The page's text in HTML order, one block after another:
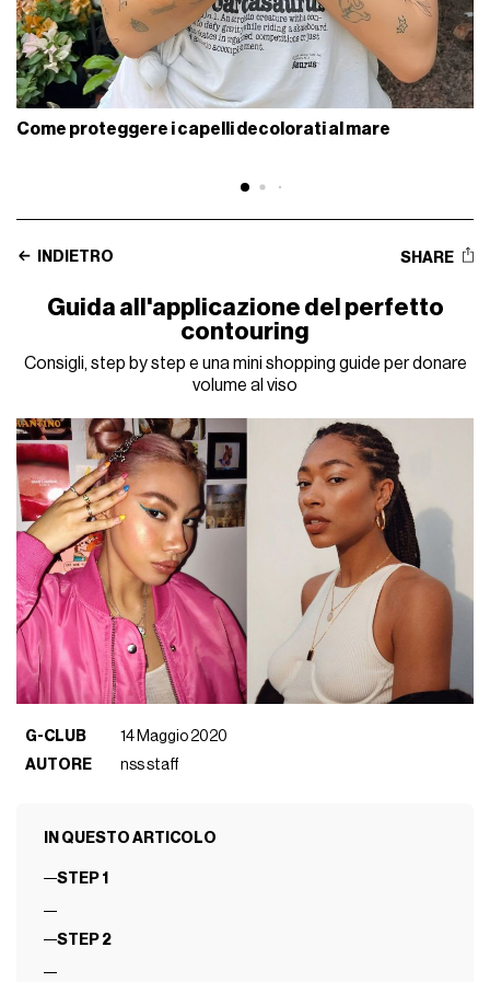
Come proteggere i capelli decolorati al mare
INDIETRO SHARE
Guida all'applicazione del perfetto
contouring
Consigli, step by step e una mini shopping guide per donare
volume al viso
G-CLUB
14 Maggio 2020
AUTORE
nss staff
IN QUESTO ARTICOLO
STEP 1
STEP 2